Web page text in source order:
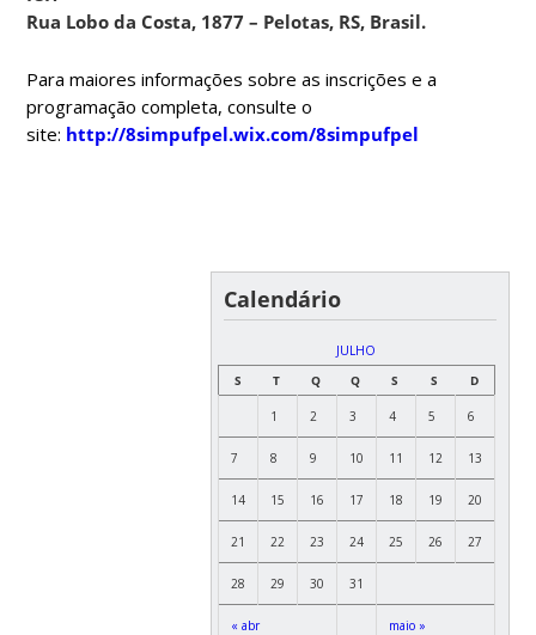
Rua Lobo da Costa, 1877 – Pelotas, RS, Brasil.
Para maiores informações sobre as inscrições e a
programação completa,consulte o
site: http://8simpufpel.wix.com/8simpufpel
Calendário
JULHO
S
T Q Q S S D
« abr maio »
1 2 3 4 5 6
7 8 9 10 11 12 13
14 15 16 17 18 19 20
21 22 23 24 25 26 27
28 29 30 31